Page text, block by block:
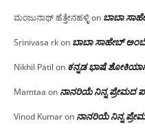
ಮಂಜುನಾಥ್ ಹೆತ್ತೇನಹಳ್ಳಿon ಬಾಬಾ
Srinivasa rkon ಬಾಬಾ ಸಾಹೇಬ್
Nikhil Patil on ಕನ್ನಡ ಭಾಷೆ
Mamtaa on ನಾನರಿಯೆ ನಿನ್ನ ಪ್ರೇಮದ
Vinod Kumaron ನಾನರಿಯೆ ನಿನ್ನ